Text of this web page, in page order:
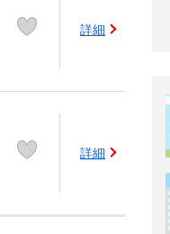
詳細
詳細